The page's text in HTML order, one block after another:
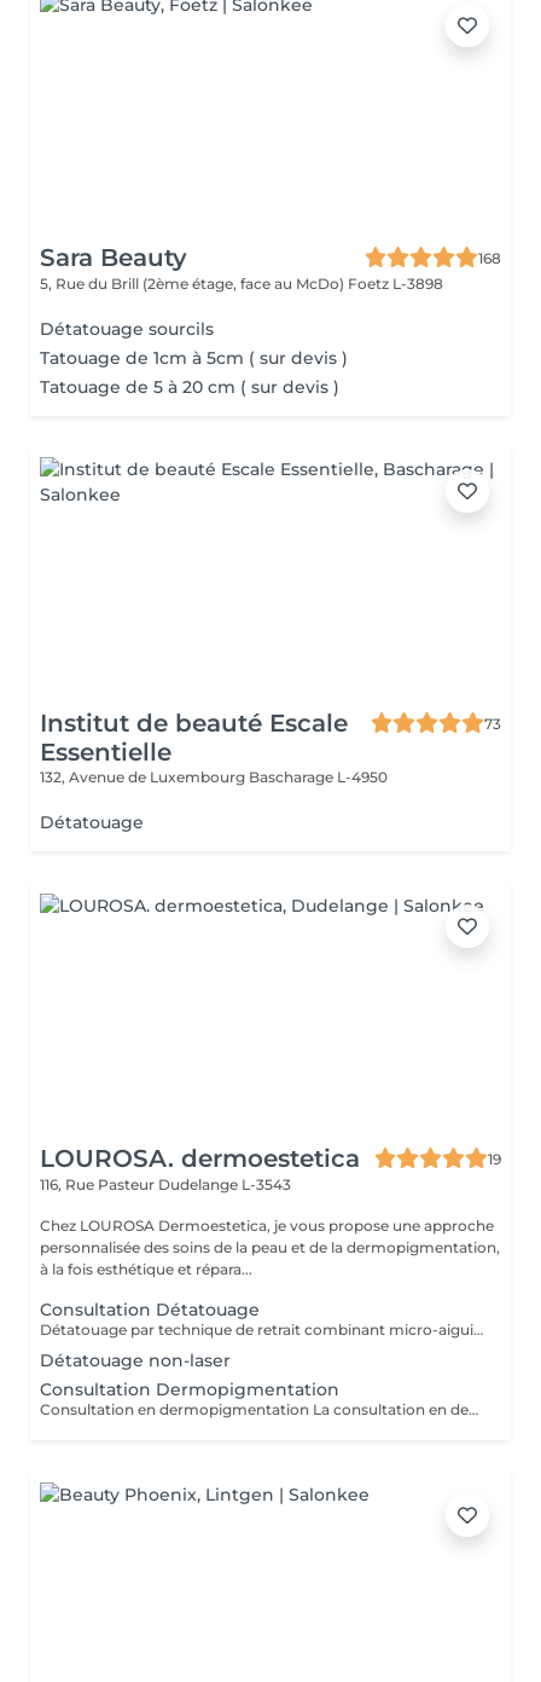
Sara Beauty
168
5, Rue du Brill (2ème étage, face au McDo) Foetz L-3898
Détatouage sourcils
Tatouage de 1cm à 5cm ( sur devis )
Tatouage de 5 à 20 cm ( sur devis )
Institut de beauté Escale
Essentielle
73
132, Avenue de Luxembourg Bascharage L-4950
Détatouage
LOUROSA. dermoestetica
19
116, Rue Pasteur Dudelange L-3543
Chez LOUROSA Dermoestetica, je vous propose une approche
personnalisée des soins de la peau et de la dermopigmentation,
à la fois esthétique et répara...
Consultation Détatouage
Détatouage par technique de retrait combinant micro-aiguilletage et solution spécifique, adaptée aux pigments difficiles à traiter au laser . La consultation est requise.
Détatouage non-laser
Consultation Dermopigmentation
Consultation en dermopigmentation La consultation en dermopigmentation est une étape essentielle avant toute prestation de traitement correctif ou reconstructeur. Elle permet de comprendre vos besoins, d'analyser la peau et de définir un protocole entièrement personnalisé en fonction de la zone à traiter, de votre carnation, de votre morphologie et du résultat souhaité. Ce rendez-vous comprend un échange approfondi sur vos attentes, une analyse précise de la zone concernée ainsi que des conseils professionnels sur la technique et l'approche les plus adaptées à votre situation. C'est également un moment privilégié pour répondre à toutes vos questions et s'assurer de l'absence de contre-indications. Le montant de la consultation est déduit du tarif de la prestation si celle-ci est réalisée dans les 2 mois suivant la consultation. Cette étape est indispensable afin de garantir un traitement sécurisé, cohérent et parfaitement adapté à votre peau et à votre objectif esthétique ou réparateur.